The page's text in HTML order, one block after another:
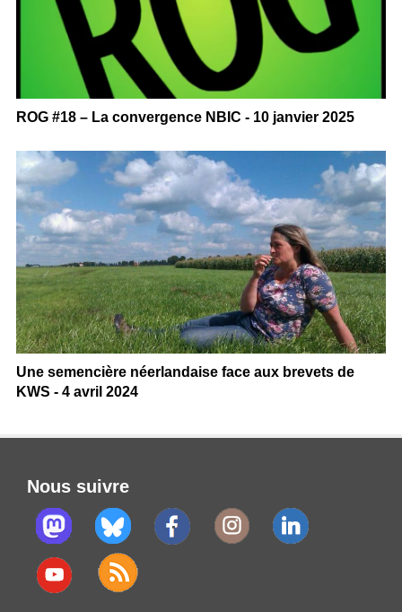
ROG #18 – La convergence NBIC - 10 janvier 2025
Une semencière néerlandaise face aux brevets de
KWS - 4 avril 2024
Nous suivre